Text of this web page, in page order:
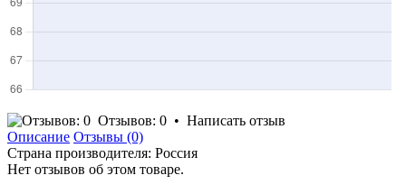
Отзывов: 0 • Написать отзыв
Описание Отзывы (0)
Страна производителя: Россия
Нет отзывов об этом товаре.